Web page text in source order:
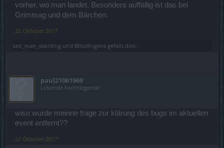
vorher, wo man landet. Besonders auffällig ist das bei
Grimmag und dem Bärchen.
22 Oktober 2017
last_man_standing und Blitzdingens gefällt dies.
paul21061969
Lebende Forenlegende
wiso wurde meinne frage zur klärung des bugs im aktuellen
event entfernt??
22 Oktober 2017